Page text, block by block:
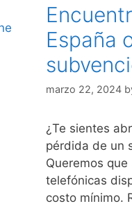
España
marzo 22, 2024
¿Te sientes
pérdida de un
Queremos
telefónicas
costo mínimo.